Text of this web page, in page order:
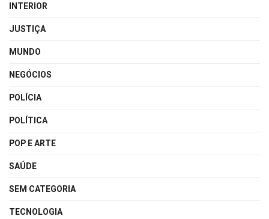
INTERIOR
JUSTIÇA
MUNDO
NEGÓCIOS
POLÍCIA
POLÍTICA
POP E ARTE
SAÚDE
SEM CATEGORIA
TECNOLOGIA